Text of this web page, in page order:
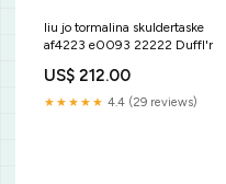
liu jo tormalina skuldertaske
af4223 e0093 22222 Duffl'r
US$ 212.00
★★★★★ 4.4 (29 reviews)